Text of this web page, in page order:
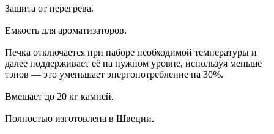
Защита от перегрева.
Емкость для ароматизаторов.
Печка отключается при наборе необходимой температуры и
далее поддерживает её на нужном уровне, используя меньше
тэнов — это уменьшает энергопотребление на 30%.
Вмещает до 20 кг камней.
Полностью изготовлена в Швеции.